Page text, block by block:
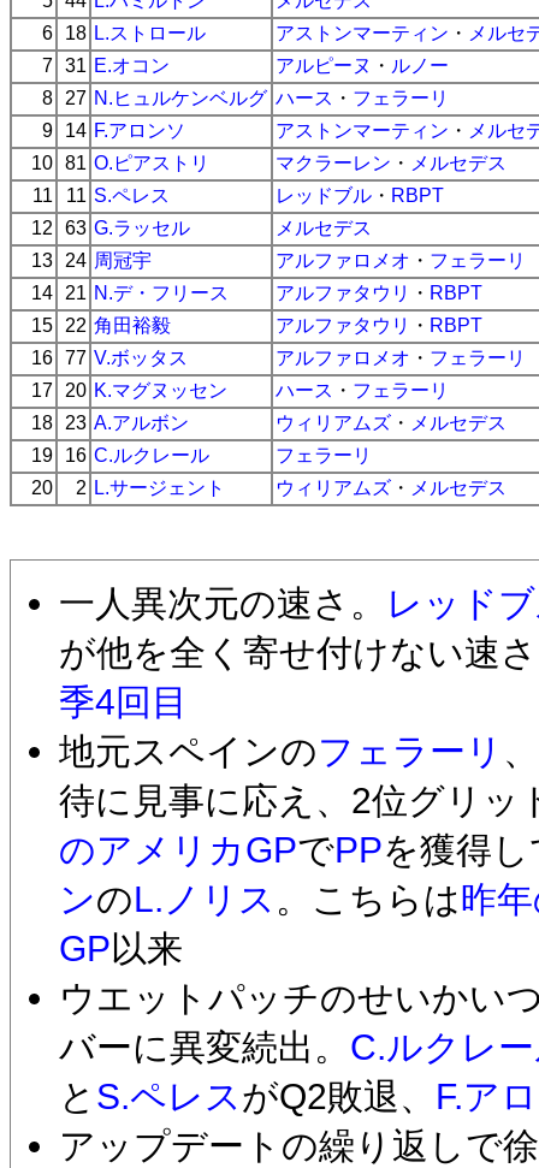
6
18 L.ストロール アストンマーティン ・ メルセ
7 31 E.オコン アルピーヌ ・ ルノー
8
27 N.ヒュルケンベルグ ハース ・ フェラーリ
9
14 F.アロンソ アストンマーティン ・ メルセ
10 81 O.ピアストリ マクラーレン ・ メルセデス
11
11 S.ペレス レッドブル ・ RBPT
12
63 G.ラッセル
メルセデス
13
24 周冠宇 アルファロメオ ・ フェラーリ
14
21 N.デ・フリース アルファタウリ ・ RBPT
15
22 角田裕毅 アルファタウリ ・ RBPT
16 77 V.ボッタス アルファロメオ ・ フェラーリ
17
20 K.マグヌッセン ハース ・ フェラーリ
18
23 A.アルボン ウィリアムズ ・ メルセデス
19
16 C.ルクレール
フェラーリ
20
2 L.サージェント ウィリアムズ ・ メルセデス
一人異次元の速さ。
レッド
が他を全く寄せ付けない速
季4回目
地元スペインのフェラーリ 、
待に見事に応え、2位グリッ
のアメリカGPでPPを獲得
ンのL.ノリス 。こちらは昨
GP以来
ウエットパッチのせいかい
バーに異変続出。 C.ルクレ
と S.ペレス がQ2敗退、 F.ア
アップデートの繰り返しで